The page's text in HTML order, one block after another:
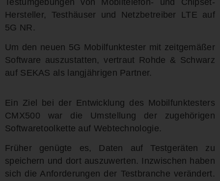
Testumgebungen von Mobiltelefon- und Chipset-
Hersteller, Testhäuser und Netzbetreiber LTE auf
5G NR.
Um den neuen 5G Mobilfunktester mit zeitgemäßer
Software auszustatten, vertraut Rohde & Schwarz
auf SEKAS als langjährigen Partner.
Ein Ziel bei der Entwicklung des Mobilfunktesters
CMX500 war die Umstellung der zugehörigen
Softwaretoolkette auf Webtechnologie.
Früher genügte es, Daten auf Testgeräten zu
speichern und dort auszuwerten. Inzwischen haben
sich die Anforderungen der Testbranche verändert.